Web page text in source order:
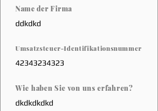
Name der Firma
ddkdkd
Umsatzsteuer-Identifikationsnummer
42343234323
Wie haben Sie von uns erfahren?
dkdkdkdkd